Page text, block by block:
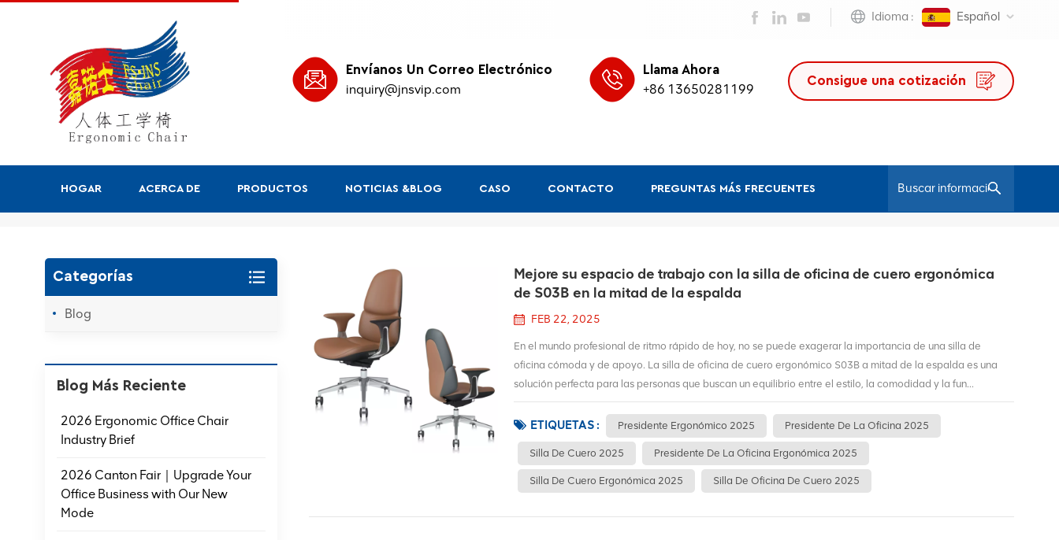
Idioma : Español
Consigue una cotización
Envíanos Un Correo Electrónico
inquiry@jnsvip.com
Llama Ahora
+86 13650281199
HOGAR ACERCA DE PRODUCTOS NOTICIAS &BLOG CASO CONTACTO PREGUNTAS MÁS FRECUENTES
Mejore su espacio de trabajo con la silla de oficina de cuero ergonómica
de S03B en la mitad de la espalda
FEB 22, 2025
En el mundo profesional de ritmo rápido de hoy, no se puede exagerar la importancia de una silla de
oficina cómoda y de apoyo. La silla de oficina de cuero ergonómico S03B a mitad de la espalda es una
solución perfecta para las personas que buscan un equilibrio entre el estilo, la comodidad y la fun...
ETIQUETAS : Presidente Ergonómico 2025 Presidente De La Oficina 2025
Silla De Cuero 2025 Presidente De La Oficina Ergonómica 2025
Silla De Cuero Ergonómica 2025 Silla De Oficina De Cuero 2025
Categorías
Blog
Blog Más Reciente
2026 Ergonomic Office Chair
Industry Brief
2026 Canton Fair｜Upgrade Your
Office Business with Our New
Mode